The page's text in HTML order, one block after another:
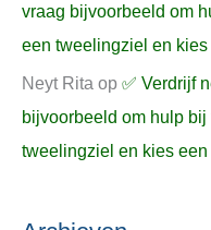
vraag bijvoorbeeld om
een tweelingziel en kies
Neyt Rita op ✅ Verdrijf
bijvoorbeeld om hulp
tweelingziel en kies een